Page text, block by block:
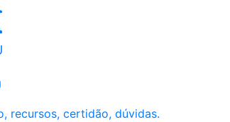
recursos, certidão, dúvidas.